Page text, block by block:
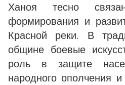
Ханоя тесно
формирования и
Красной реки. В
общине боевые
роль в защите
народного ополчения